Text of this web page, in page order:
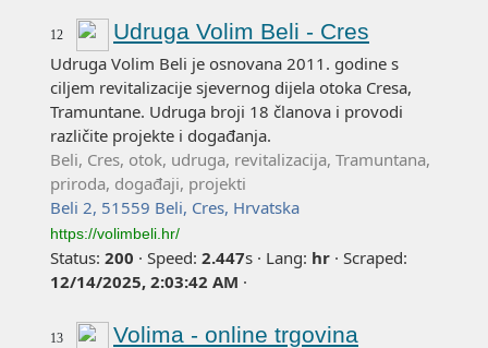
12 Udruga Volim Beli - Cres
Udruga Volim Beli je osnovana 2011. godine s
ciljem revitalizacije sjevernog dijela otoka Cresa,
Tramuntane. Udruga broji 18 članova i provodi
različite projekte i događanja.
Beli, Cres, otok, udruga, revitalizacija, Tramuntana,
priroda, događaji, projekti
Beli 2, 51559 Beli, Cres, Hrvatska
https://volimbeli.hr/
Status: 200 · Speed: 2.447s · Lang: hr · Scraped:
12/14/2025, 2:03:42 AM ·
13 Volima - online trgovina